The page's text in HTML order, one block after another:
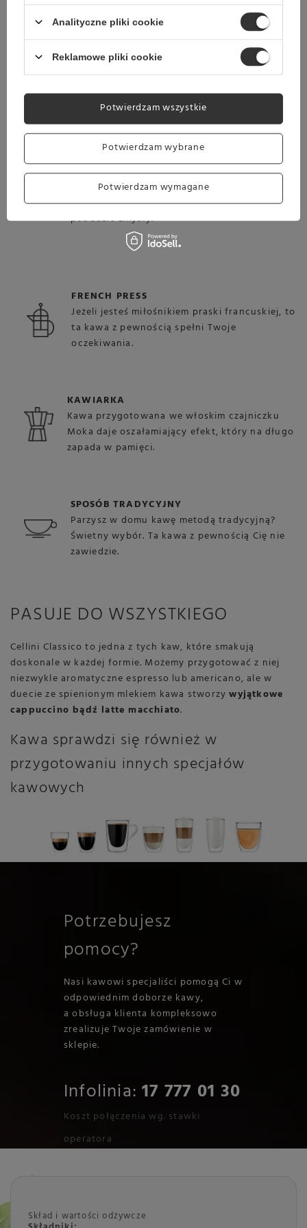
się do parzenia w ekspresie automatycznym.
EKSPRES KOLBOWY
sprawdzi się po przygotowaniu w ekspresie
kolbowym.
EKSPRES PRZELEWOWY
Zaparz ją w ekspresie przelewowym, a
przekonasz się, jak świetna kawa potrafi
pobudzić zmysły.
FRENCH PRESS
Jeżeli jesteś miłośnikiem praski francuskiej, to
ta kawa z pewnością spełni Twoje
oczekiwania.
KAWIARKA
Kawa przygotowana we włoskim czajniczku
Moka daje oszałamiający efekt, który na długo
zapada w pamięci.
SPOSÓB TRADYCYJNY
Parzysz w domu kawę metodą tradycyjną?
Świetny wybór. Ta kawa z pewnością Cię nie
zawiedzie.
PASUJE DO WSZYSTKIEGO
Cellini Classico to jedna z tych kaw, które smakują
doskonale w każdej formie. Możemy przygotować z niej
niezwykle aromatyczne espresso lub americano, ale w
duecie ze spienionym mlekiem kawa stworzywyjątkowe
cappuccino bądź latte macchiato.
Kawa sprawdzi się również w
przygotowaniu innych specjałów
kawowych
Potrzebujesz
pomocy?
Nasi kawowi specjaliści pomogą Ci w
odpowiednim doborze kawy,
a obsługa klienta kompleksowo
zrealizuje Twoje zamówienie w
sklepie.
Infolinia:17 777 01 30
Koszt połączenia wg. stawki
operatora
Skład i wartości odżywcze
Analityczne pliki cookie
Reklamowe pliki cookie
Potwierdzam wybrane
Potwierdzam wymagane
Potwierdzam wszystkie